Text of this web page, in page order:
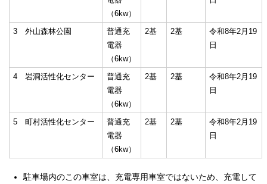
（6kw）
3 外山森林公園
普通充
電器
（6kw）
2基 2基
令和8年2月19
日
4 岩洞活性化センター
普通充
電器
（6kw）
2基 2基
令和8年2月19
日
5 町村活性化センター
普通充
電器
（6kw）
2基 2基
令和8年2月19
日
駐車場内のこの車室は、充電専用車室ではないため、充電して